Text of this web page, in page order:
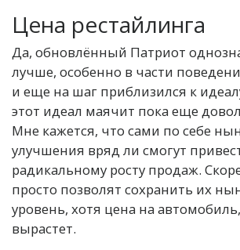
Цена рестайлинга
Да, обновлённый Патриот
лучше, особенно в части
и еще на шаг приблизился к
этот идеал маячит пока еще
Мне кажется, что сами по себе
улучшения вряд ли смогут
радикальному росту продаж.
просто позволят сохранить их
уровень, хотя цена на
вырастет.